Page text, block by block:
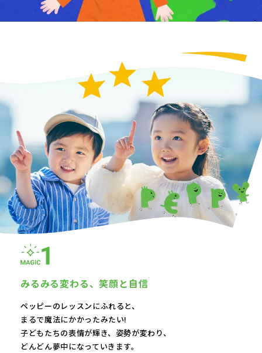
みるみる変わる、笑顔と自信
ペッピーのレッスンにふれると、
まるで魔法にかかったみたい!
子どもたちの表情が輝き、 姿勢が変わり、
どんどん夢中になっていきます。